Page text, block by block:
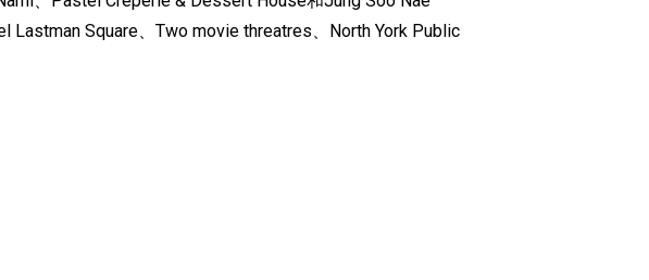
Square、Two movie threatres、North York Public